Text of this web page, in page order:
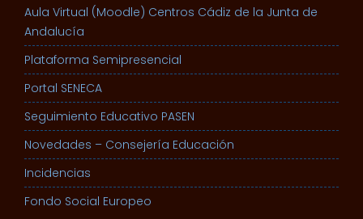
Aula Virtual (Moodle) Centros Cádiz de la Junta de
Andalucía
Plataforma Semipresencial
Portal SENECA
Seguimiento Educativo PASEN
Novedades – Consejería Educación
Incidencias
Fondo Social Europeo